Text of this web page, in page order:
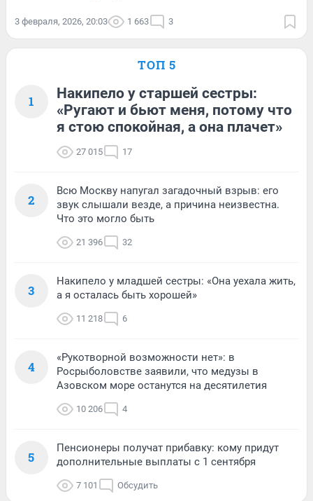
3 февраля, 2026, 20:03 1 663 3
ТОП 5
1
Накипело у старшей сестры:
«Ругают и бьют меня, потому что
я стою спокойная, а она плачет»
27 015 17
2
Всю Москву напугал загадочный взрыв: его
звук слышали везде, а причина неизвестна.
Что это могло быть
21 396 32
3
Накипело у младшей сестры: «Она уехала жить,
а я осталась быть хорошей»
11 218 6
4
«Рукотворной возможности нет»: в
Росрыболовстве заявили, что медузы в
Азовском море останутся на десятилетия
10 206 4
5
Пенсионеры получат прибавку: кому придут
дополнительные выплаты с 1 сентября
7 101 Обсудить